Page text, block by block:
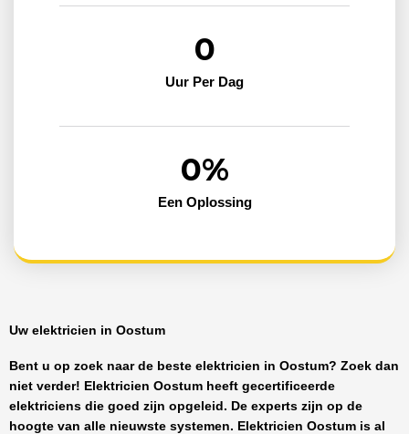
Uur Per Dag
0
Een Oplossing
0%
Uw elektricien in Oostum
Bent u op zoek naar de beste elektricien in Oostum? Zoek dan
niet verder! Elektricien Oostum heeft gecertificeerde
elektriciens die goed zijn opgeleid. De experts zijn op de
hoogte van alle nieuwste systemen. Elektricien Oostum is al